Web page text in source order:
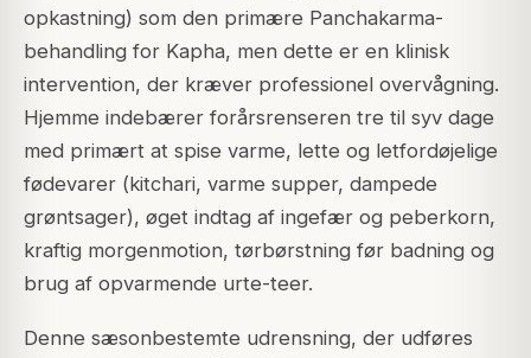
opkastning) som den primære Panchakarma-
behandling for Kapha, men dette er en klinisk
intervention, der kræver professionel overvågning.
Hjemme indebærer forårsrenseren tre til syv dage
med primært at spise varme, lette og letfordøjelige
fødevarer (kitchari, varme supper, dampede
grøntsager), øget indtag af ingefær og peberkorn,
kraftig morgenmotion, tørbørstning før badning og
brug af opvarmende urte-teer.
Denne sæsonbestemte udrensning, der udføres